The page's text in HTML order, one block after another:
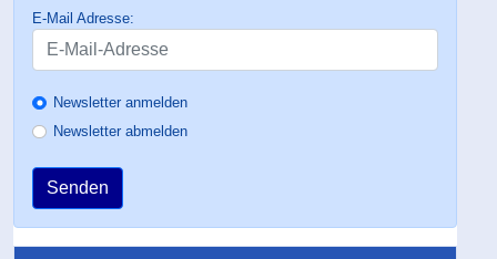
E-Mail Adresse:
Newsletter anmelden
Newsletter abmelden
Senden